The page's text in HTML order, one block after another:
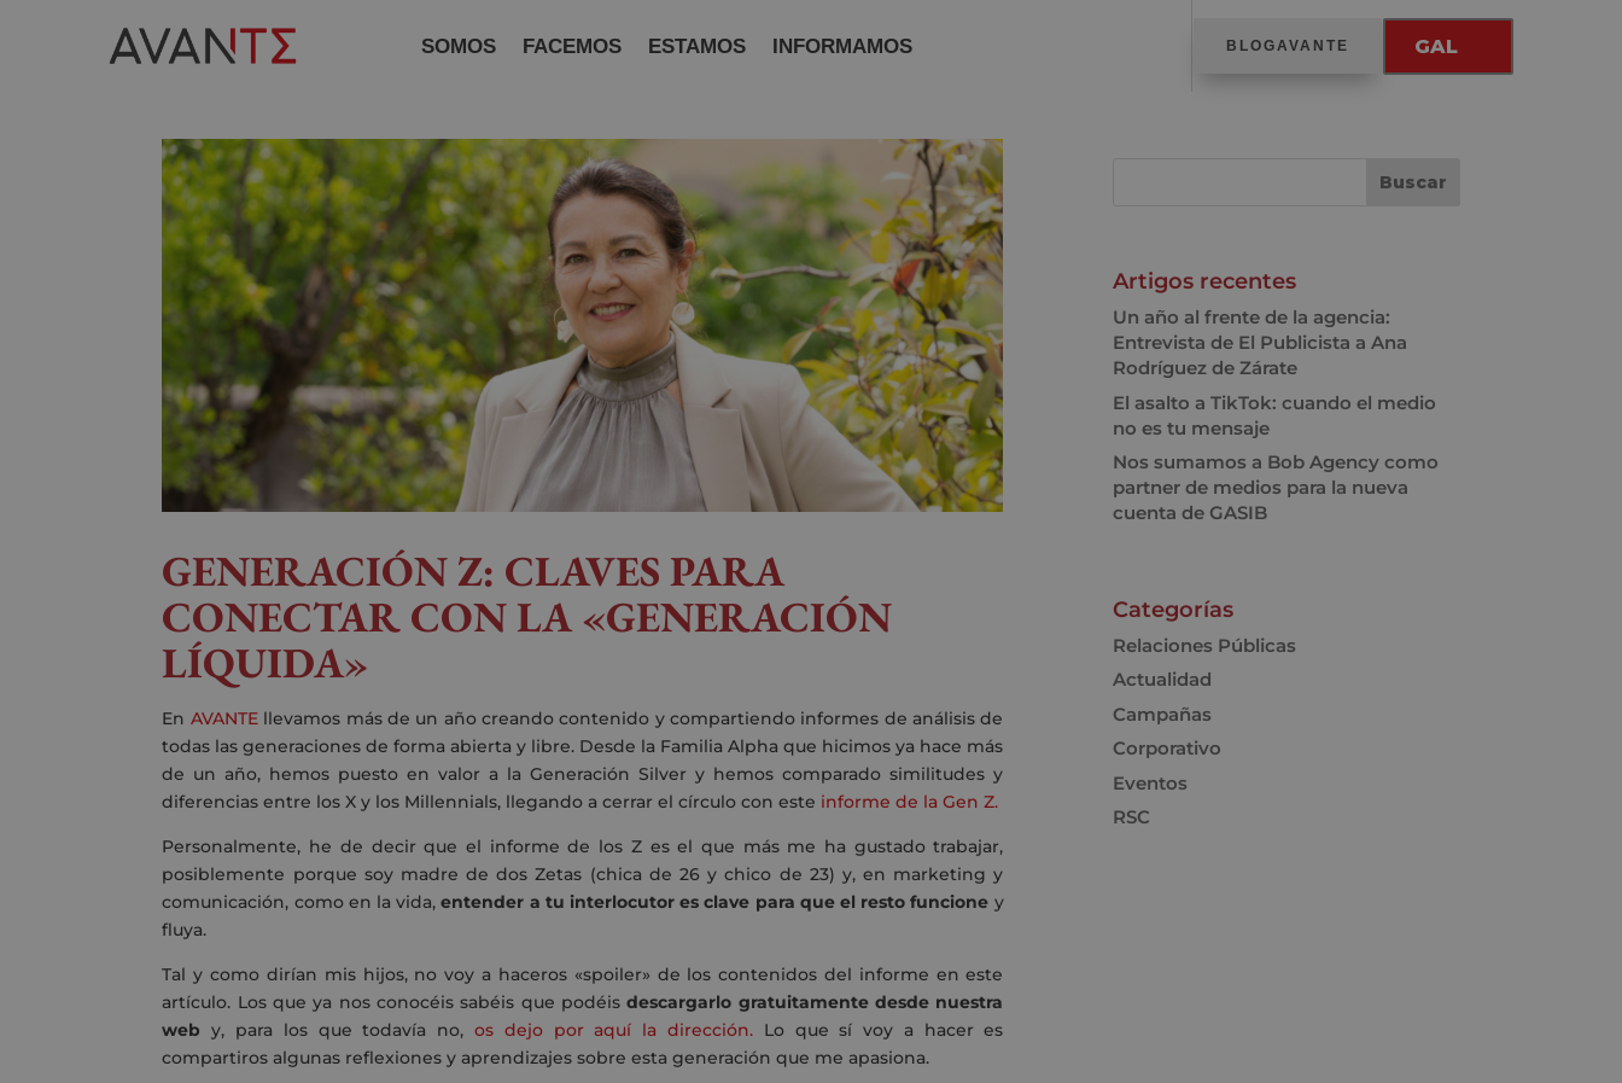
SOMOS FACEMOS ESTAMOS INFORMAMOS BLOGAVANTE GAL
GENERACIÓN Z: CLAVES PARA
CONECTAR CON LA «GENERACIÓN
LÍQUIDA»
En AVANTE llevamos más de un año creando contenido y compartiendo informes de análisis de
todas las generaciones de forma abierta y libre. Desde la Familia Alpha que hicimos ya hace más
de un año, hemos puesto en valor a la Generación Silver y hemos comparado similitudes y
diferencias entre los X y los Millennials, llegando a cerrar el círculo con este informe de la Gen Z.
Personalmente, he de decir que el informe de los Z es el que más me ha gustado trabajar,
posiblemente porque soy madre de dos Zetas (chica de 26 y chico de 23) y, en marketing y
comunicación, como en la vida, entender a tu interlocutor es clave para que el resto funcione y
fluya.
Tal y como dirían mis hijos, no voy a haceros «spoiler» de los contenidos del informe en este
artículo. Los que ya nos conocéis sabéis que podéis descargarlo gratuitamente desde nuestra
web y, para los que todavía no, os dejo por aquí la dirección. Lo que sí voy a hacer es
compartiros algunas reflexiones y aprendizajes sobre esta generación que me apasiona.
Artigos recentes
Un año al frente de la agencia:
Entrevista de El Publicista a Ana
Rodríguez de Zárate
El asalto a TikTok: cuando el medio
no es tu mensaje
Nos sumamos a Bob Agency como
partner de medios para la nueva
cuenta de GASIB
Categorías
Relaciones Públicas
Actualidad
Campañas
Corporativo
Eventos
RSC